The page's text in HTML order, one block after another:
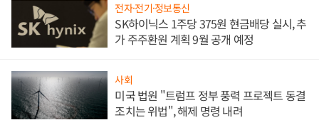
전자·전기·정보통신
SK하이닉스 1주당 375원 현금배당 실시, 추
가 주주환원 계획 9월 공개 예정
사회
미국 법원 "트럼프 정부 풍력 프로젝트 동결
조치는 위법", 해제 명령 내려